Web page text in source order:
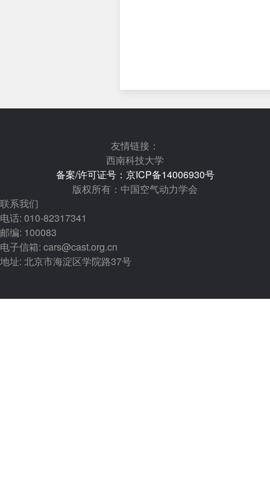
友情链接：
西南科技大学
备案/许可证号：京ICP备14006930号
版权所有：中国空气动力学会
联系我们
电话: 010-82317341
邮编: 100083
电子信箱: cars@cast.org.cn
地址: 北京市海淀区学院路37号